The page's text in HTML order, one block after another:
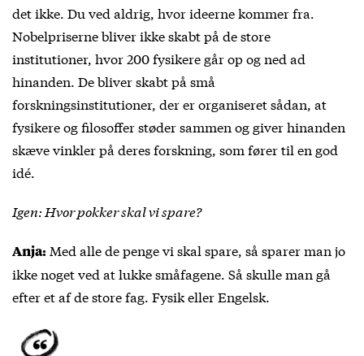
det ikke. Du ved aldrig, hvor ideerne kommer fra.
Nobelpriserne bliver ikke skabt på de store
institutioner, hvor 200 fysikere går op og ned ad
hinanden. De bliver skabt på små
forskningsinstitutioner, der er organiseret sådan, at
fysikere og filosoffer støder sammen og giver hinanden
skæve vinkler på deres forskning, som fører til en god
idé.
Igen: Hvor pokker skal vi spare?
Anja: Med alle de penge vi skal spare, så sparer man jo
ikke noget ved at lukke småfagene. Så skulle man gå
efter et af de store fag. Fysik eller Engelsk.